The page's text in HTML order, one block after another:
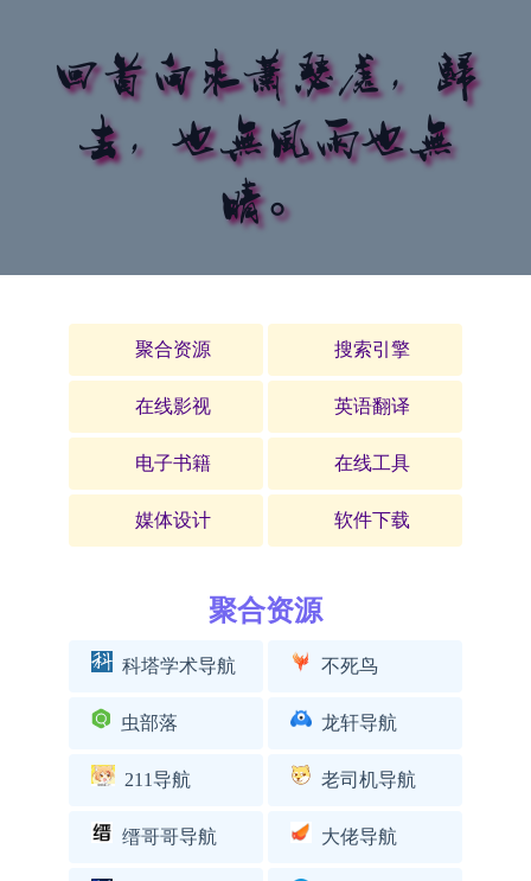
回首向来萧瑟处，归
去，也无风雨也无
晴。
聚合资源 搜索引擎
在线影视 英语翻译
电子书籍 在线工具
媒体设计 软件下载
聚合资源
科塔学术导航 不死鸟
虫部落 龙轩导航
211导航 老司机导航
缙哥哥导航 大佬导航